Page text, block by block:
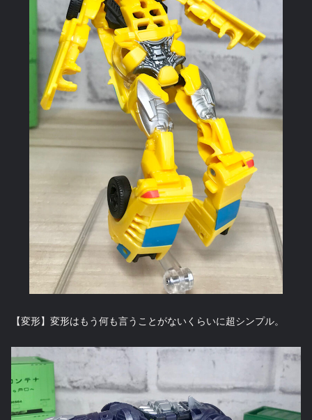
【変形】変形はもう何も言うことがないくらいに超シンプル。